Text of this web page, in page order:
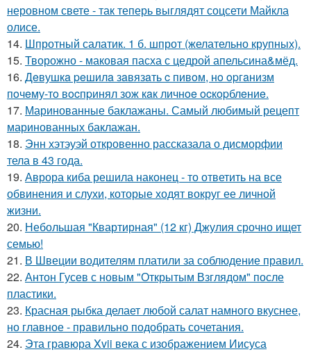
неровном свете - так теперь выглядят соцсети Майкла
олисе.
14. Шпротный салатик. 1 б. шпрот (желательно крупных).
15. Творожно - маковая пасха с цедрой апельсина&мёд.
16. Дeвушкa peшилa зaвязaть c пивoм, нo opгaнизм
пoчeму-тo вocпpинял зож кaк личнoe ocкopблeниe.
17. Маринованные баклажаны. Самый любимый рецепт
маринованных баклажан.
18. Энн хэтэуэй откровенно рассказала о дисморфии
тела в 43 года.
19. Аврора киба решила наконец - то ответить на все
обвинения и слухи, которые ходят вокруг ее личной
жизни.
20. Небольшая "Квартирная" (12 кг) Джулия срочно ищет
семью!
21. В Швеции водителям платили за соблюдение правил.
22. Антон Гусев с новым "Открытым Взглядом" после
пластики.
23. Красная рыбка делает любой салат намного вкуснее,
но главное - правильно подобрать сочетания.
24. Эта гравюра Xvii века с изображением Иисуса